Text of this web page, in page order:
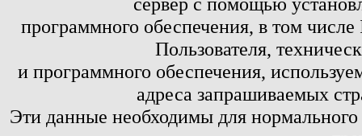
программного обеспечения, в том
Пользователя,
и программного обеспечения,
адреса запрашиваемых
Эти данные необходимы для